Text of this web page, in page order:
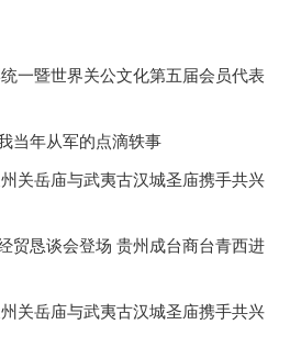
一暨世界关公文化第五届会员代表
当年从军的点滴轶事
关岳庙与武夷古汉城圣庙携手共兴
贸恳谈会登场 贵州成台商台青西进
关岳庙与武夷古汉城圣庙携手共兴